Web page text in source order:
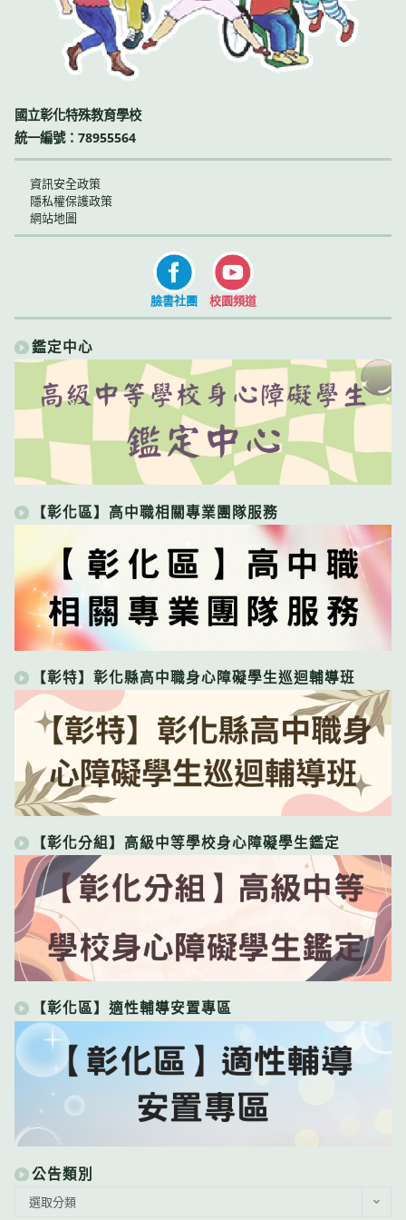
國立彰化特殊教育學校
統一編號：78955564
資訊安全政策
隱私權保護政策
網站地圖
臉書社團 校園頻道
鑑定中心
【彰化區】高中職相關專業團隊服務
【彰特】彰化縣高中職身心障礙學生巡迴輔導班
【彰化分組】高級中等學校身心障礙學生鑑定
【彰化區】適性輔導安置專區
公告類別
選取分類